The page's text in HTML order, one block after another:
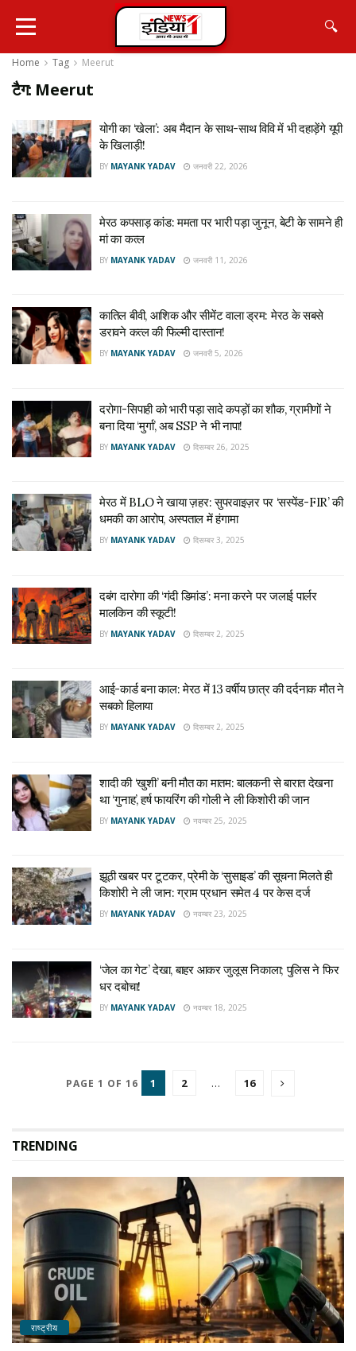
🔍
Home Tag Meerut
टैग: Meerut
योगी का ‘खेला’: अब मैदान के साथ-साथ विवि में भी दहाड़ेंगे यूपी
के खिलाड़ी!
BY MAYANK YADAV जनवरी 22, 2026
मेरठ कपसाड़ कांड: ममता पर भारी पड़ा जुनून, बेटी के सामने ही
मां का कत्ल
BY MAYANK YADAV जनवरी 11, 2026
कातिल बीवी, आशिक और सीमेंट वाला ड्रम: मेरठ के सबसे
डरावने कत्ल की फिल्मी दास्तान!
BY MAYANK YADAV जनवरी 5, 2026
दरोगा-सिपाही को भारी पड़ा सादे कपड़ों का शौक, ग्रामीणों ने
बना दिया ‘मुर्गा’, अब SSP ने भी नापा!
BY MAYANK YADAV दिसम्बर 26, 2025
मेरठ में BLO ने खाया ज़हर: सुपरवाइज़र पर ‘सस्पेंड-FIR’ की
धमकी का आरोप, अस्पताल में हंगामा
BY MAYANK YADAV दिसम्बर 3, 2025
दबंग दारोगा की ‘गंदी डिमांड’: मना करने पर जलाई पार्लर
मालकिन की स्कूटी!
BY MAYANK YADAV दिसम्बर 2, 2025
आई-कार्ड बना काल: मेरठ में 13 वर्षीय छात्र की दर्दनाक मौत ने
सबको हिलाया
BY MAYANK YADAV दिसम्बर 2, 2025
शादी की ‘खुशी’ बनी मौत का मातम: बालकनी से बारात देखना
था ‘गुनाह’, हर्ष फायरिंग की गोली ने ली किशोरी की जान
BY MAYANK YADAV नवम्बर 25, 2025
झूठी खबर पर टूटकर, प्रेमी के ‘सुसाइड’ की सूचना मिलते ही
किशोरी ने ली जान: ग्राम प्रधान समेत 4 पर केस दर्ज
BY MAYANK YADAV नवम्बर 23, 2025
‘जेल का गेट’ देखा, बाहर आकर जुलूस निकाला; पुलिस ने फिर
धर दबोचा!
BY MAYANK YADAV नवम्बर 18, 2025
PAGE 1 OF 16 1 2 … 16
TRENDING
राष्ट्रीय